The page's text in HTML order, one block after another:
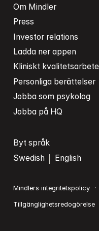
Om Mindler
Press
Investor relations
Ladda ner appen
Kliniskt kvalitetsarbete
Personliga berättelser
Jobba som psykolog
Jobba på HQ
Byt språk
Swedish
English
Mindlers integritetspolicy
Tillgänglighetsredogörelse